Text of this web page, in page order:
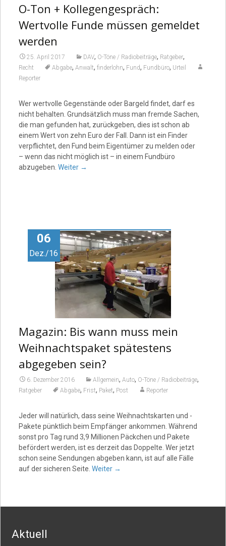
O-Ton + Kollegengespräch:
Wertvolle Funde müssen gemeldet
werden
25. April 2017 DAV, O-Töne / Radiobeiträge, Ratgeber,
Recht Abgabe, Anwalt, finderlohn, Fund, Fundbüro, Urteil
Reporter
Wer wertvolle Gegenstände oder Bargeld findet, darf es
nicht behalten. Grundsätzlich muss man fremde Sachen,
die man gefunden hat, zurückgeben, dies ist schon ab
einem Wert von zehn Euro der Fall. Dann ist ein Finder
verpflichtet, den Fund beim Eigentümer zu melden oder
– wenn das nicht möglich ist – in einem Fundbüro
abzugeben. Weiter →
06
Dez./16
Magazin: Bis wann muss mein
Weihnachtspaket spätestens
abgegeben sein?
6. Dezember 2016 Allgemein, Auto, O-Töne / Radiobeiträge,
Ratgeber Abgabe, Frist, Paket, Post Reporter
Jeder will natürlich, dass seine Weihnachtskarten und -
Pakete pünktlich beim Empfänger ankommen. Während
sonst pro Tag rund 3,9 Millionen Päckchen und Pakete
befördert werden, ist es derzeit das Doppelte. Wer jetzt
schon seine Sendungen abgeben kann, ist auf alle Fälle
auf der sicheren Seite. Weiter →
Aktuell